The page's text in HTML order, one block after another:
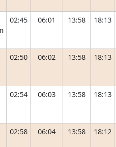
02:45 06:01 13:58 18:13
02:50 06:02 13:58 18:13
02:54 06:03 13:58 18:13
02:58 06:04 13:58 18:12